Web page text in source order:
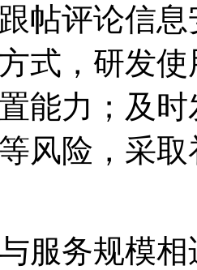
跟帖评论信
式，研发
能力；及
风险，采
与服务规模